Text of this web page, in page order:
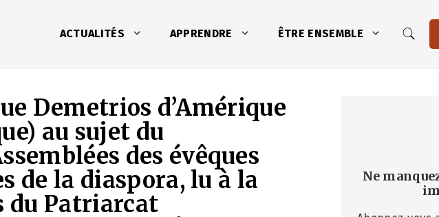
ACTUALITÉS APPRENDRE ÊTRE ENSEMBLE
Demetrios d’Amérique
au sujet du
des évêques
de la diaspora, lu à la
du Patriarcat
Ne